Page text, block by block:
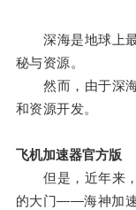
深海是地球上最
秘与资源。
然而，由于深海
和资源开发。
飞机加速器官方版
但是，近年来，
的大门——海神加速